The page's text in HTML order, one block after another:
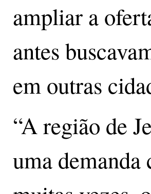
ampliar a
antes
em outras
“A região de
uma demanda